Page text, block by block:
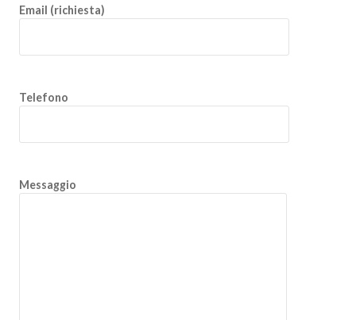
Email (richiesta)
Telefono
Messaggio